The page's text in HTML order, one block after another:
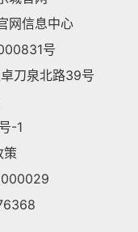
网信息中心
号
刀泉北路39号
-1
策